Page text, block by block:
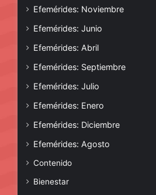
Efemérides: Noviembre
Efemérides: Junio
Efemérides: Abril
Efemérides: Septiembre
Efemérides: Julio
Efemérides: Enero
Efemérides: Diciembre
Efemérides: Agosto
Contenido
Bienestar